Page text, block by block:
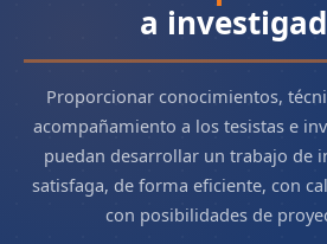
a
Proporcionar conocimientos,
acompañamiento a los tesistas e
puedan desarrollar un trabajo de
satisfaga, de forma eficiente, con
con posibilidades de